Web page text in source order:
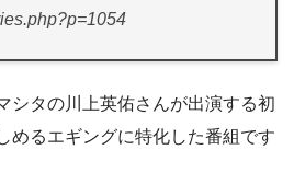
シタの川上英佑さんが出演する初
めるエギングに特化した番組です